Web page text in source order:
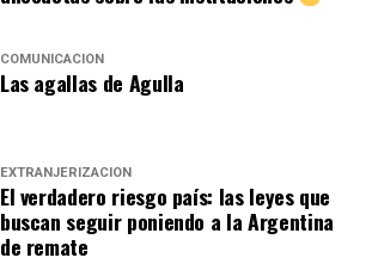
COMUNICACIÓN
Las agallas de Agulla
EXTRANJERIZACIÓN
El verdadero riesgo país: las leyes que
buscan seguir poniendo a la Argentina
de remate